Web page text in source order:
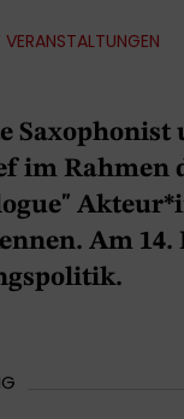
VERANSTALTUNGEN
Saxophonist
im Rahmen
Am 14.